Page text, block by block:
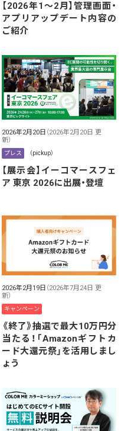
【2026年1～2月】管理画面・
アプリアップデート内容の
ご紹介
2026年2月20日 （2026年2月20日 更
新）
プレス （pickup）
【展示会】イーコマースフェ
ア 東京 2026に出展・登壇
2026年2月19日 （2026年7月24日 更
新）
キャンペーン
《終了》抽選で最大10万円分
当たる！「Amazonギフトカ
ード大還元祭」を活用しまし
ょう